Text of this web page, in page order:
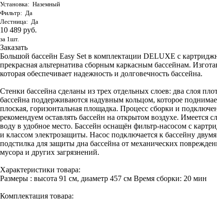
Установка: Наземный
Фильтр: Да
Лестница: Да
10 489 руб.
за 1шт.
Заказать
Большой бассейн Easy Set в комплектации DELUXE с
прекрасная альтернатива сборным каркасным бассейнам.
которая обеспечивает надежность и долговечность бассейна.
Стенки бассейна сделаны из трех отдельных слоев: два слоя
бассейна поддерживаются надувным кольцом, которое
плоская, горизонтальная площадка. Процесс сборки и
рекомендуем оставлять бассейн на открытом воздухе.
воду в удобное место. Бассейн оснащён фильтр-насосом с
и классом электрозащиты. Насос подключается к бассейну
подстилка для защиты дна бассейна от механических
мусора и других загрязнений.
Характеристики товара:
Размеры : высота 91 см, диаметр 457 см Время сборки: 20 мин
Комплектация товара: